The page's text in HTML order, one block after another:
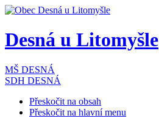
Desná u Litomyšle
MŠ DESNÁ
SDH DESNÁ
Přeskočit na obsah
Přeskočit na hlavní menu